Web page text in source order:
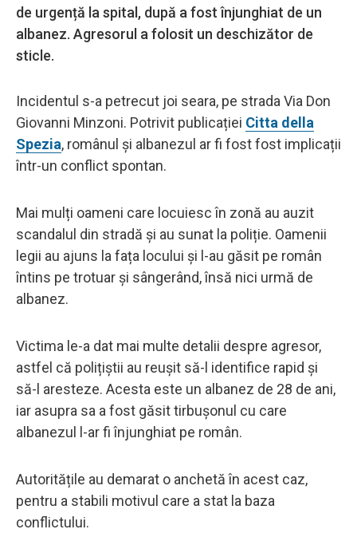
de urgență la spital, după a fost înjunghiat de un
albanez. Agresorul a folosit un deschizător de
sticle.
Incidentul s-a petrecut joi seara, pe strada Via Don
Giovanni Minzoni. Potrivit publicației Citta della
Spezia, românul și albanezul ar fi fost fost implicații
într-un conflict spontan.
Mai mulți oameni care locuiesc în zonă au auzit
scandalul din stradă și au sunat la poliție. Oamenii
legii au ajuns la fața locului și l-au găsit pe român
întins pe trotuar și sângerând, însă nici urmă de
albanez.
Victima le-a dat mai multe detalii despre agresor,
astfel că polițiștii au reușit să-l identifice rapid și
să-l aresteze. Acesta este un albanez de 28 de ani,
iar asupra sa a fost găsit tirbușonul cu care
albanezul l-ar fi înjunghiat pe român.
Autoritățile au demarat o anchetă în acest caz,
pentru a stabili motivul care a stat la baza
conflictului.